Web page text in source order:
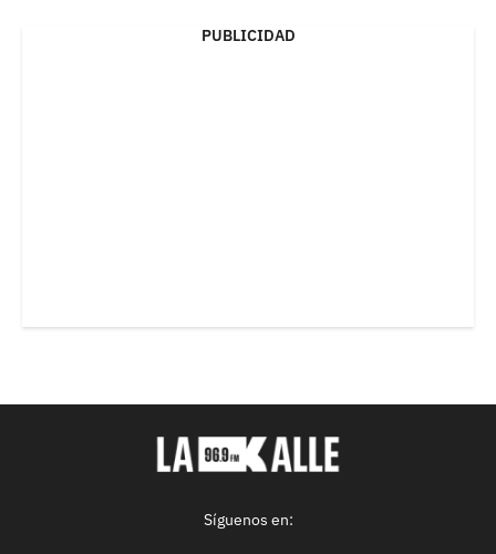
PUBLICIDAD
Síguenos en: